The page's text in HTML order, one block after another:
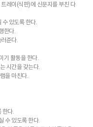
레이(식판)에 신문지를 부친 다
있도록 한다.
한다.
준다.
기 활동을 한다.
시간을 갖는다.
을 마친다.
다.
수 있도록 한다.